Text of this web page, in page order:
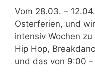
Vom 28.03. –
Osterferien, und
intensiv Wochen
Hip Hop,
und das von 9:00 –